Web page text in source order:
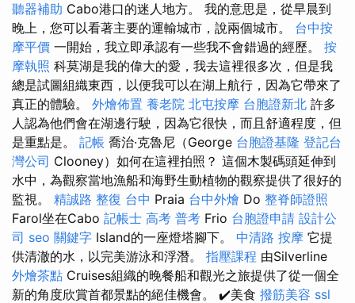
聽器補助 Cabo港口的迷人地方。 我的意思是，從早晨到
晚上，您可以看著主要的運輸城市，說兩個城市。 台中按
摩平價 一開始，我立即承認有一些我不會錯過的經歷。 按
摩執照 科莫湖是我的偉大的愛，我去這裡很多次，但是我
總是試圖組織東西，以便我可以在湖上航行，因為它帶來了
真正的體驗。 外燴佈置 養老院 北屯按摩 台胞證新北 許多
人認為他們會在湖邊行駛，因為它很快，而且舒適程度，但
是重點是。 記帳 喬治·克魯尼（George 台胞證基隆 登記台
灣公司 Clooney）如何在這裡拍照？ 這個木製碼頭延伸到
水中，為觀察當地漁船和海野生動植物的觀察提供了很好的
監視。 精誠路 整復 台中 Praia 台中外燴 Do 整脊師證照
Farol坐在Cabo 記帳士 高考 普考 Frio 台胞證申請 設計公
司 seo 關鍵字 Island的一座燈塔腳下。 中清路 按摩 它提
供清澈的水，以完美游泳和浮潛。 指壓課程 由Silverline
外燴茶點 Cruises組織的晚餐船和觀光之旅提供了從一個全
新的角度欣賞首都景點的絕佳機會。 ✔️美食 撥筋美容 ssl